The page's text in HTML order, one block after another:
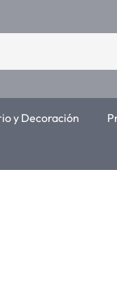
y Decoración